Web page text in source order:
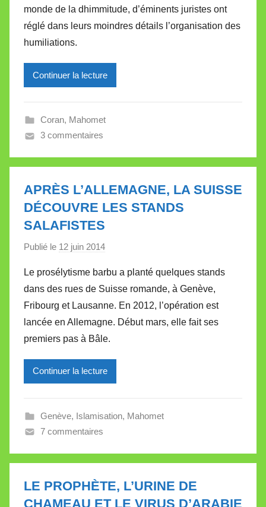
e
i
V
e
monde de la dhimmitude, d’éminents juristes ont
réglé dans leurs moindres détails l’organisation des
humiliations.
Continuer la lecture
Coran, Mahomet
3 commentaires
APRÈS L’ALLEMAGNE, LA SUISSE
DÉCOUVRE LES STANDS
SALAFISTES
Publié le 12 juin 2014
r
M
r
e
l
l
V
l
Le prosélytisme barbu a planté quelques stands
dans des rues de Suisse romande, à Genève,
Fribourg et Lausanne. En 2012, l’opération est
lancée en Allemagne. Début mars, elle fait ses
premiers pas à Bâle.
Continuer la lecture
Genève, Islamisation, Mahomet
7 commentaires
LE PROPHÈTE, L’URINE DE
CHAMEAU ET LE VIRUS D’ARABIE